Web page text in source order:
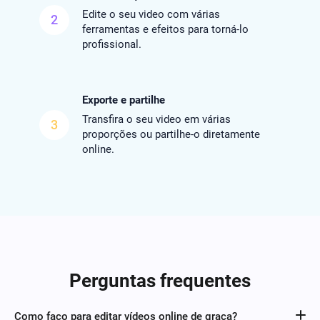
2
Edite o seu video com várias
ferramentas e efeitos para torná-lo
profissional.
3
Exporte e partilhe
Transfira o seu video em várias
proporções ou partilhe-o diretamente
online.
Perguntas frequentes
Como faço para editar vídeos online de graça?